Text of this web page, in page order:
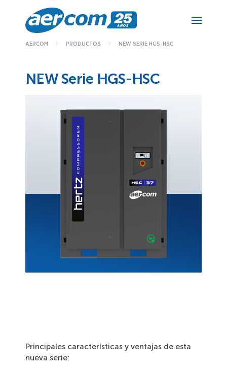
AERCOM PRODUCTOS NEW SERIE HGS-HSC
NEW Serie HGS-HSC
Principales características y ventajas de esta
nueva serie: